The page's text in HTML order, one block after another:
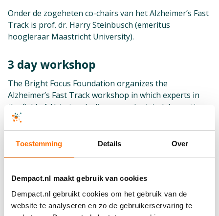
Toestemming Details Over
Dempact.nl maakt gebruik van cookies
Dempact.nl gebruikt cookies om het gebruik van de
website te analyseren en zo de gebruikerservaring te
Onder de zogeheten co-chairs van het Alzheimer’s Fast
Track is prof. dr. Harry Steinbusch (emeritus
hoogleraar Maastricht University).
3 day workshop
The Bright Focus Foundation organizes the
Alzheimer’s Fast Track workshop in which experts in
the field of Alzheimer’s disease and related dementias
share their knowledge. This three-day learning
experience is intended for PhD students, postdoctoral
researchers and other early career scientists who focus
field.
Among the co-chairs of the Alzheimer’s Fast Track is
Prof. Harry Steinbusch (emeritus professor Maastricht